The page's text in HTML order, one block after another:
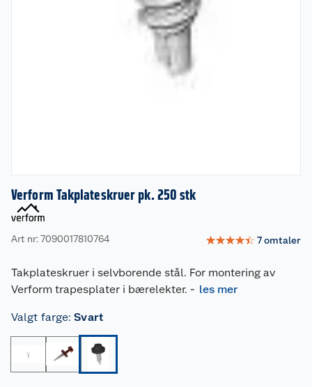
Verform Takplateskruer pk. 250 stk
Art nr: 7090017810764 ☆☆☆☆☆ 7omtaler
Takplateskruer i selvborende stål. For montering av
Verform trapesplater i bærelekter. - les mer
Valgt farge: Svart